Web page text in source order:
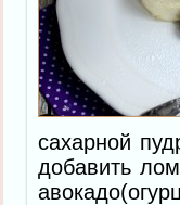
сахарной
добавить